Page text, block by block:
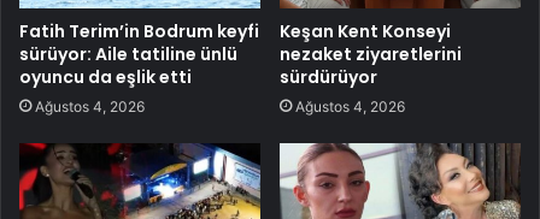
Fatih Terim’in Bodrum keyfi
sürüyor: Aile tatiline ünlü
oyuncu da eşlik etti
Ağustos 4, 2026
Keşan Kent Konseyi
nezaket ziyaretlerini
sürdürüyor
Ağustos 4, 2026